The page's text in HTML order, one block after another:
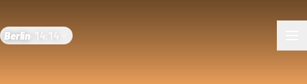
Berlin 14:14